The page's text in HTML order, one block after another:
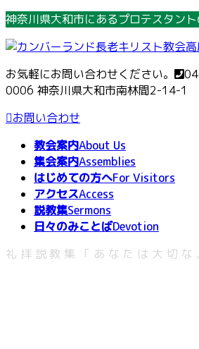
コ
テ
ン
ツ
へ
ス
ナ
ゲ
ー
シ
ョ
ン
神奈川県大和市にあるプロテスタン
お気軽にお問い合わせください。
0006 神奈川県大和市南林間2-14-1
お問い合わせ
教会案内About Us
集会案内Assemblies
はじめての方へFor Visitors
アクセスAccess
説教集Sermons
日々のみことばDevotion
礼拝説教集「あなたは大切な